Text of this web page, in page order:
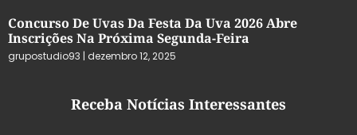
Concurso De Uvas Da Festa Da Uva 2026 Abre
Inscrições Na Próxima Segunda-Feira
grupostudio93 dezembro 12, 2025
Receba Notícias Interessantes